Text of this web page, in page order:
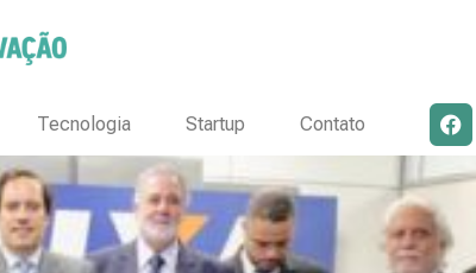
Tecnologia Startup Contato